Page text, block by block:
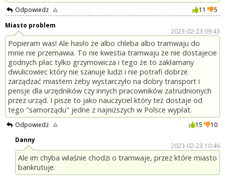
Odpowiedz
11
5
Miasto problem
2023-02-23 09:43
Popieram was! Ale hasło że albo chleba albo tramwaju do
mnie nie przemawia. To nie kwestia tramwaju że nie dostajecie
godnych płac tylko grzymowicza i tego że to zakłamany
dwulicowiec który nie szanuje ludzi i nie potrafi dobrze
zarządzać miastem żeby wystarczyło na dobry transport i
pensje dla urzędników czy innych pracowników zatrudnionych
przez urząd. I pisze to jako nauczyciel który też dostaje od
tego "samorządu" jedne z najniższych w Polsce wypłat.
Odpowiedz 15
10
Danny
2023-02-23 10:46
Ale im chyba właśnie chodzi o tramwaje, przez które miasto
bankrutuje.